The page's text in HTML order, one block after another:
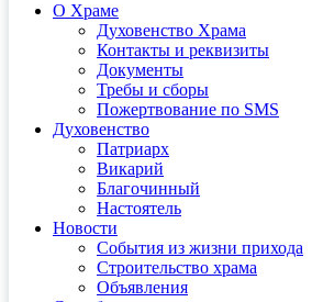
О Храме
Духовенство Храма
Контакты и реквизиты
Документы
Требы и сборы
Пожертвование по SMS
Духовенство
Патриарх
Викарий
Благочинный
Настоятель
Новости
События из жизни прихода
Строительство храма
Объявления